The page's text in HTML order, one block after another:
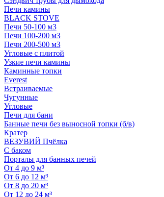
Печи камины
BLACK STOVE
Печи 50-100 м3
Печи 100-200 м3
Печи 200-500 м3
Угловые с плитой
Узкие печи камины
Каминные топки
Everest
Встраиваемые
Чугунные
Угловые
Печи для бани
Банные печи без выносной топки (б/в)
Кратер
ВЕЗУВИЙ Пчёлка
С баком
Порталы для банных печей
От 4 до 9 м³
От 6 до 12 м³
От 8 до 20 м³
От 12 до 24 м³